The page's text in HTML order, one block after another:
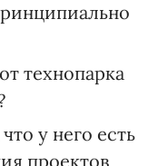
технопарка
у него есть
проектов